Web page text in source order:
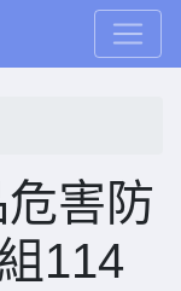
害防
114